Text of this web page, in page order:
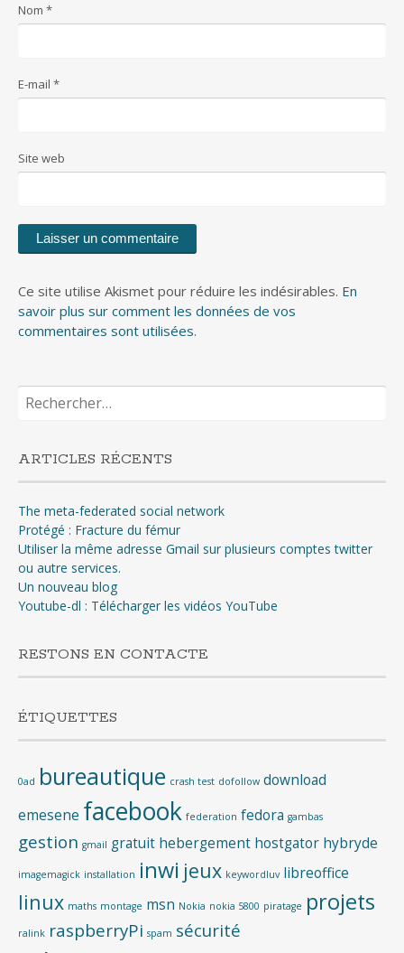
Nom *
E-mail *
Site web
Ce site utilise Akismet pour réduire les indésirables. En
savoir plus sur comment les données de vos
commentaires sont utilisées.
Rechercher :
ARTICLES RÉCENTS
The meta-federated social network
Protégé : Fracture du fémur
Utiliser la même adresse Gmail sur plusieurs comptes twitter
ou autre services.
Un nouveau blog
Youtube-dl : Télécharger les vidéos YouTube
RESTONS EN CONTACTE
ÉTIQUETTES
0ad bureautique crash test dofollow download
emesene facebook federation fedora gambas
gestion gmail gratuit hebergement hostgator hybryde
imagemagick installation inwi jeux keywordluv libreoffice
linux maths montage msn Nokia nokia 5800 piratage projets
ralink raspberryPi spam sécurité